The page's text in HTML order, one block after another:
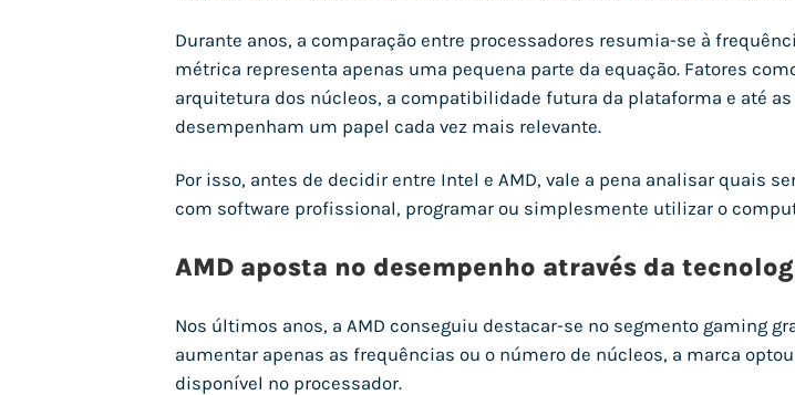
Durante anos, a comparação entre processadores resumia-se à
métrica representa apenas uma pequena parte da equação. Fatores
arquitetura dos núcleos, a compatibilidade futura da plataforma e até
desempenham um papel cada vez mais relevante.
Por isso, antes de decidir entre Intel e AMD, vale a pena analisar quais
com software profissional, programar ou simplesmente utilizar o
AMD aposta no desempenho através da
Nos últimos anos, a AMD conseguiu destacar-se no segmento gaming
aumentar apenas as frequências ou o número de núcleos, a marca
disponível no processador.